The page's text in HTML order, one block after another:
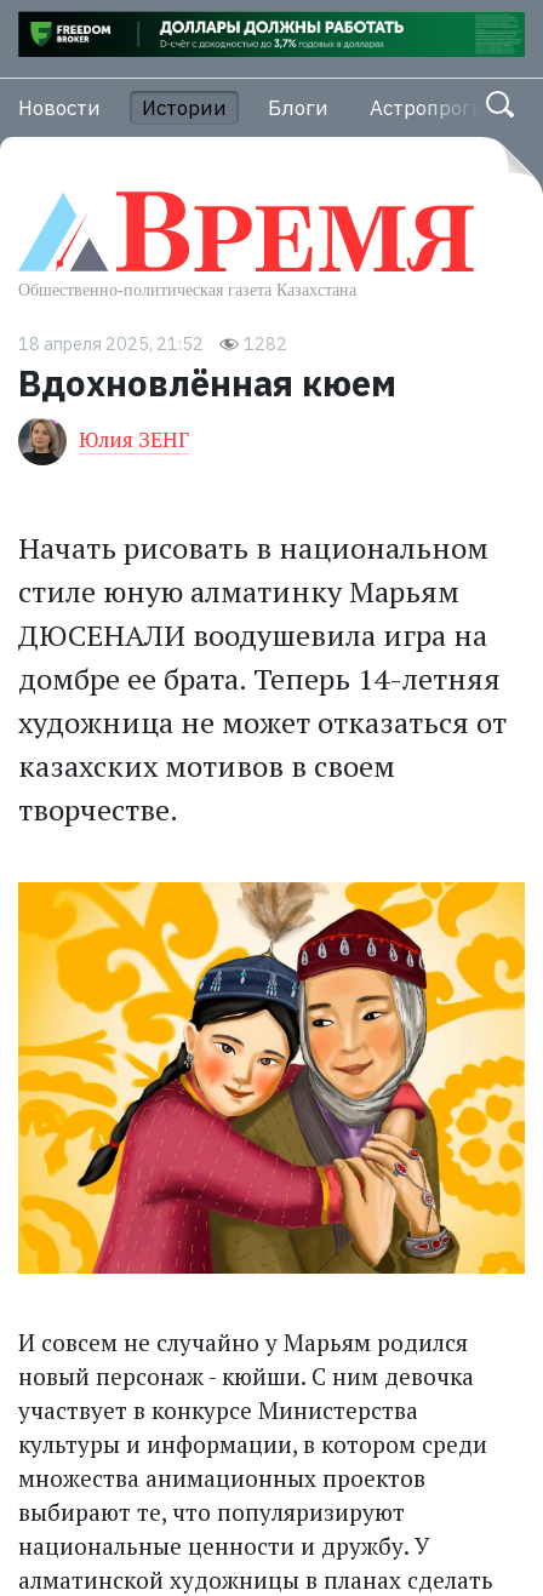
Новости Истории Блоги Астропрогноз
18 апреля 2025, 21:52 1282
Вдохновлённая кюем
Юлия ЗЕНГ
Начать рисовать в национальном
стиле юную алматинку Марьям
ДЮСЕНАЛИ воодушевила игра на
домбре ее брата. Теперь 14-летняя
художница не может отказаться от
казахских мотивов в своем
творчестве.
И совсем не случайно у Марьям родился
новый персонаж - кюйши. С ним девочка
участвует в конкурсе Министерства
культуры и информации, в котором среди
множества анимационных проектов
выбирают те, что популяризируют
национальные ценности и дружбу. У
алматинской художницы в планах сделать